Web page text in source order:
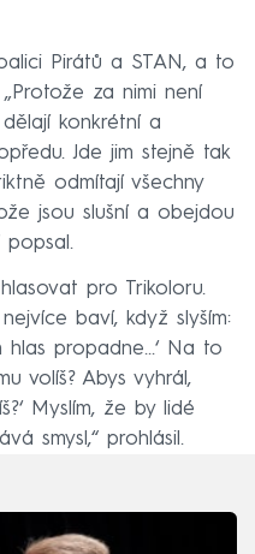
Pirátů a STAN, a to
za nimi není
konkrétní a
Jde jim stejně tak
odmítají všechny
jsou slušní a obejdou
popsal.
pro Trikoloru.
baví, když slyším:
propadne...‘ Na to
volíš? Abys vyhrál,
Myslím, že by lidé
smysl,“ prohlásil.